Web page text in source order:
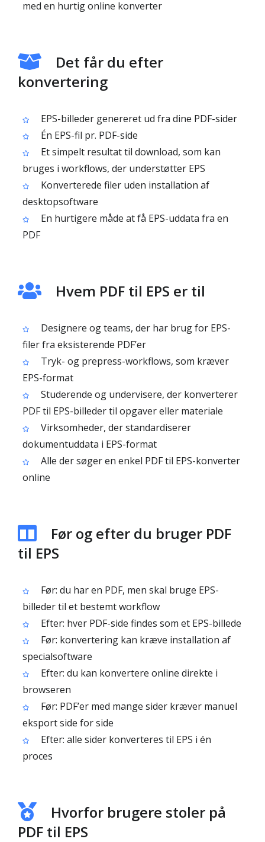
med en hurtig online konverter
Det får du efter
konvertering
EPS-billeder genereret ud fra dine PDF-sider
Én EPS-fil pr. PDF-side
Et simpelt resultat til download, som kan
bruges i workflows, der understøtter EPS
Konverterede filer uden installation af
desktopsoftware
En hurtigere måde at få EPS-uddata fra en
PDF
Hvem PDF til EPS er til
Designere og teams, der har brug for EPS-
filer fra eksisterende PDF’er
Tryk- og prepress-workflows, som kræver
EPS-format
Studerende og undervisere, der konverterer
PDF til EPS-billeder til opgaver eller materiale
Virksomheder, der standardiserer
dokumentuddata i EPS-format
Alle der søger en enkel PDF til EPS-konverter
online
Før og efter du bruger PDF
til EPS
Før: du har en PDF, men skal bruge EPS-
billeder til et bestemt workflow
Efter: hver PDF-side findes som et EPS-billede
Før: konvertering kan kræve installation af
specialsoftware
Efter: du kan konvertere online direkte i
browseren
Før: PDF’er med mange sider kræver manuel
eksport side for side
Efter: alle sider konverteres til EPS i én
proces
Hvorfor brugere stoler på
PDF til EPS